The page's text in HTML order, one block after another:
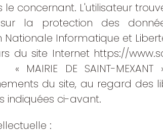
le concernant. L'utilisateur
la protection des
Nationale Informatique et
du site Internet https://
MAIRIE DE SAINT-
du site, au regard des
indiquées ci-avant.
: